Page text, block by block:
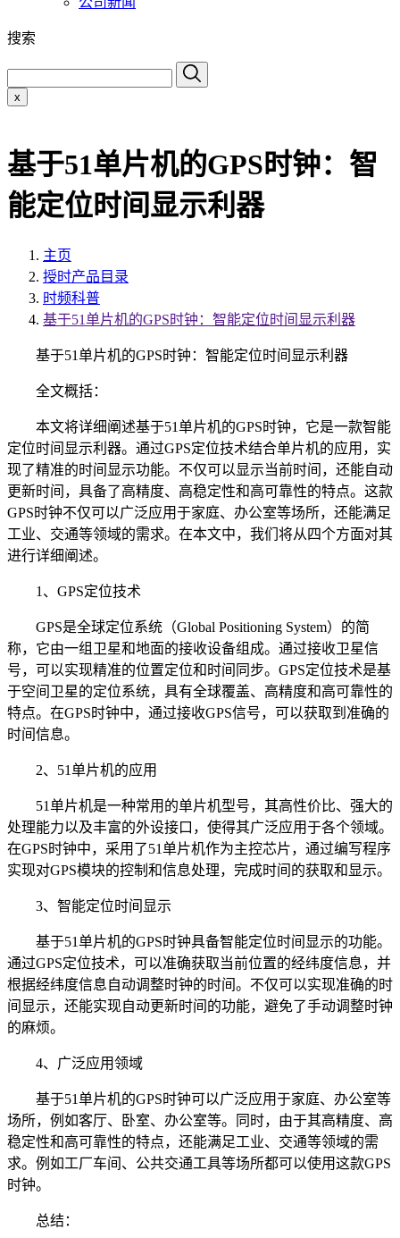
搜索
x
基于51单片机的GPS时钟：智
能定位时间显示利器
主页
授时产品目录
时频科普
基于51单片机的GPS时钟：智能定位时间显示利器
基于51单片机的GPS时钟：智能定位时间显示利器
全文概括：
本文将详细阐述基于51单片机的GPS时钟，它是一款智能
定位时间显示利器。通过GPS定位技术结合单片机的应用，实
现了精准的时间显示功能。不仅可以显示当前时间，还能自动
更新时间，具备了高精度、高稳定性和高可靠性的特点。这款
GPS时钟不仅可以广泛应用于家庭、办公室等场所，还能满足
工业、交通等领域的需求。在本文中，我们将从四个方面对其
进行详细阐述。
1、GPS定位技术
GPS是全球定位系统（Global Positioning System）的简
称，它由一组卫星和地面的接收设备组成。通过接收卫星信
号，可以实现精准的位置定位和时间同步。GPS定位技术是基
于空间卫星的定位系统，具有全球覆盖、高精度和高可靠性的
特点。在GPS时钟中，通过接收GPS信号，可以获取到准确的
时间信息。
2、51单片机的应用
51单片机是一种常用的单片机型号，其高性价比、强大的
处理能力以及丰富的外设接口，使得其广泛应用于各个领域。
在GPS时钟中，采用了51单片机作为主控芯片，通过编写程序
实现对GPS模块的控制和信息处理，完成时间的获取和显示。
3、智能定位时间显示
基于51单片机的GPS时钟具备智能定位时间显示的功能。
通过GPS定位技术，可以准确获取当前位置的经纬度信息，并
根据经纬度信息自动调整时钟的时间。不仅可以实现准确的时
间显示，还能实现自动更新时间的功能，避免了手动调整时钟
的麻烦。
4、广泛应用领域
基于51单片机的GPS时钟可以广泛应用于家庭、办公室等
场所，例如客厅、卧室、办公室等。同时，由于其高精度、高
稳定性和高可靠性的特点，还能满足工业、交通等领域的需
求。例如工厂车间、公共交通工具等场所都可以使用这款GPS
时钟。
总结：